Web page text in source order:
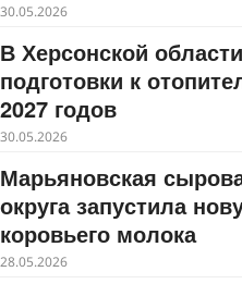
30.05.2026
В Херсонской
подготовки к
2027 годов
30.05.2026
Марьяновская
округа запустила
коровьего молока
28.05.2026